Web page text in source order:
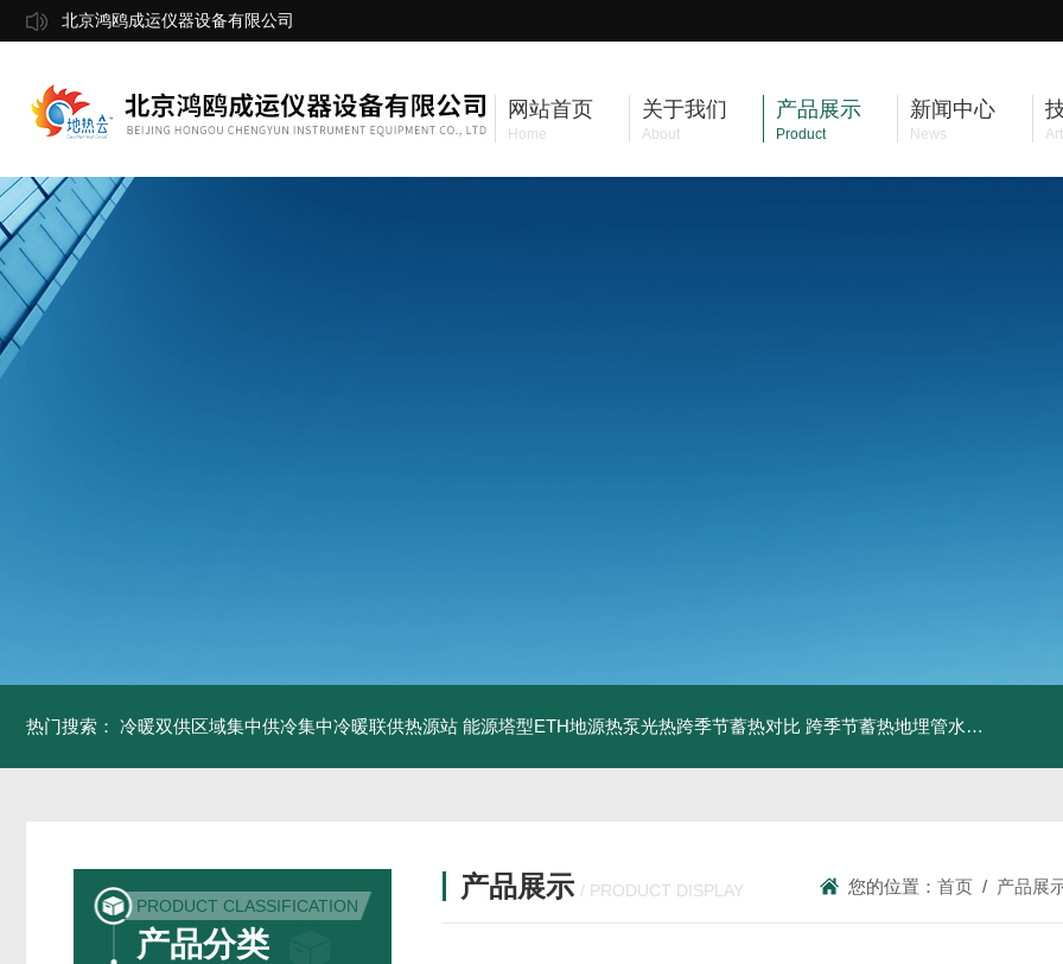
北京鸿鸥成运仪器设备有限公司
网站首页
Home
关于我们
About
产品展示
Product
新闻中心
News
热门搜索： 冷暖双供区域集中供冷集中冷暖联供热源站 能源塔型ETH地源热泵光热跨季节蓄热对比 跨季节蓄热地埋管水池湖面储热技术研究对比
PRODUCT CLASSIFICATION
产品分类
产品展示 / PRODUCT DISPLAY 您的位置：首页 / 产品展